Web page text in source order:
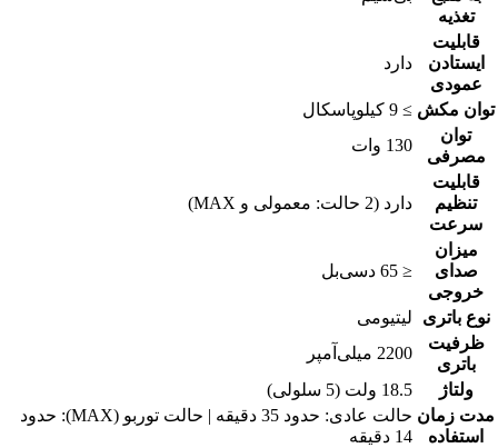
تغذیه
قابلیت
ایستادن
عمودی
دارد
توان مکش ≥ 9 کیلوپاسکال
توان
مصرفی
130 وات
قابلیت
تنظیم
سرعت
دارد (2 حالت: معمولی و MAX)
میزان
صدای
خروجی
≤ 65 دسی‌بل
نوع باتری
لیتیومی
ظرفیت
باتری
2200 میلی‌آمپر
ولتاژ
18.5 ولت (5 سلولی)
مدت زمان
استفاده
حالت عادی: حدود 35 دقیقه | حالت توربو (MAX): حدود
14 دقیقه